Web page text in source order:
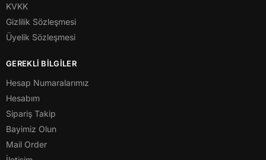
KVKK
Gizlilik Sözleşmesi
Üyelik Sözleşmesi
GEREKLİ BİLGİLER
Hesap Numaralarımız
Hesabım
Sipariş Takip
Bayimiz Olun
Mail Order